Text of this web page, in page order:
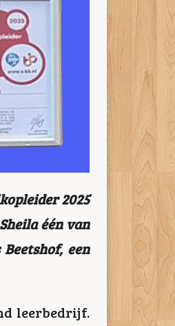
2025
één van
een
leerbedrijf.